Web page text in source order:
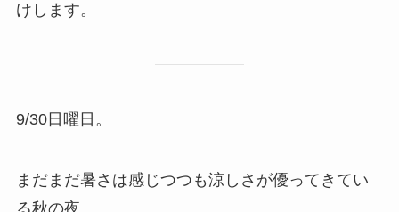
けします。
9/30日曜日。
まだまだ暑さは感じつつも涼しさが優ってきてい
る秋の夜。